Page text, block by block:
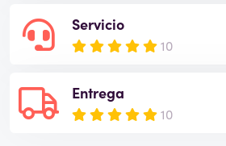
Servicio
10
Entrega
10